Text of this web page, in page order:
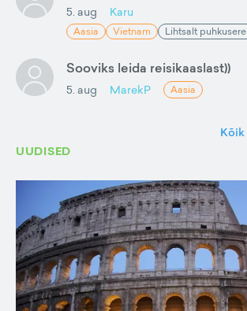
5. aug Karu
Aasia Vietnam Lihtsalt
Sooviks leida reisikaaslast))
5. aug MarekP Aasia
Kõik
UUDISED